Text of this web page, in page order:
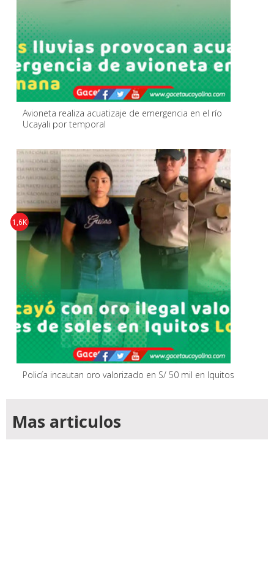
Avioneta realiza acuatizaje de emergencia en el río
Ucayali por temporal
Policía incautan oro valorizado en S/ 50 mil en Iquitos
1,6K
Mas articulos